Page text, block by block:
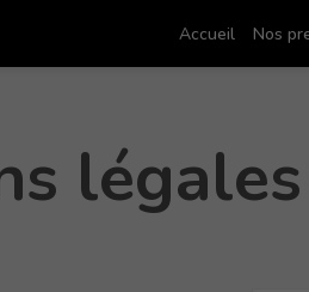
Accueil Nos